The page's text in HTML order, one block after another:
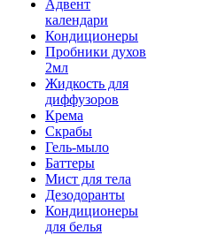
Адвент
календари
Кондиционеры
Пробники духов
2мл
Жидкость для
диффузоров
Крема
Скрабы
Гель-мыло
Баттеры
Мист для тела
Дезодоранты
Кондиционеры
для белья